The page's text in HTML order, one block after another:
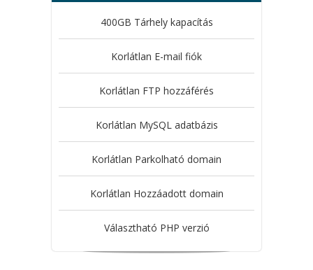
400GB Tárhely kapacítás
Korlátlan E-mail fiók
Korlátlan FTP hozzáférés
Korlátlan MySQL adatbázis
Korlátlan Parkolható domain
Korlátlan Hozzáadott domain
Választható PHP verzió